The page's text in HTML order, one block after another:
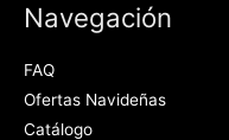
Navegación
FAQ
Ofertas Navideñas
Catálogo